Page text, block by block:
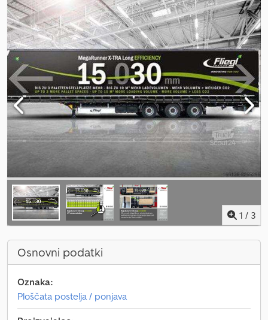
1 / 3
Osnovni podatki
Oznaka:
Ploščata postelja / ponjava